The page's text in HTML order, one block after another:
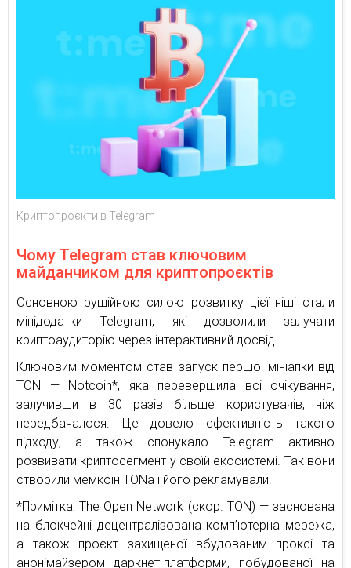
Криптопроєкти в Telegram
Чому Telegram став ключовим
майданчиком для криптопроєктів
Основною рушійною силою розвитку цієї ніші стали
мінідодатки Telegram, які дозволили залучати
криптоаудиторію через інтерактивний досвід.
Ключовим моментом став запуск першої мініапки від
TON — Notcoin*, яка перевершила всі очікування,
залучивши в 30 разів більше користувачів, ніж
передбачалося. Це довело ефективність такого
підходу, а також спонукало Telegram активно
розвивати криптосегмент у своїй екосистемі. Так вони
створили мемкоїн TONа і його рекламували.
*Примітка: The Open Network (скор. TON) — заснована
на блокчейні децентралізована комп’ютерна мережа,
а також проєкт захищеної вбудованим проксі та
анонімайзером даркнет-платформи, побудованої на